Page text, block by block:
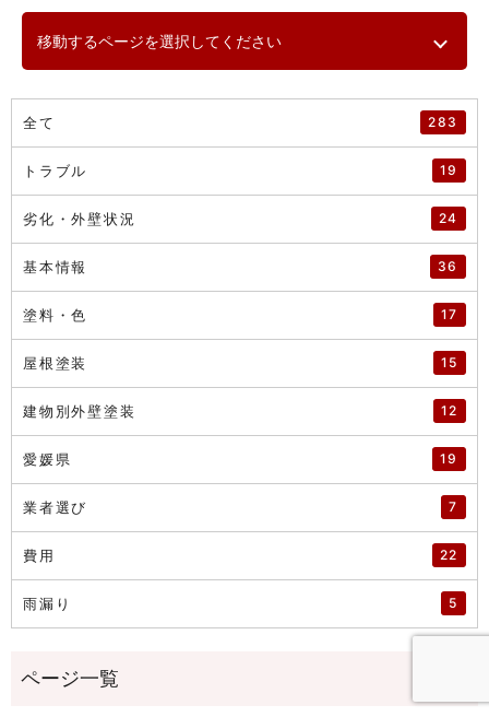
移動するページを選択してください
全て 283
トラブル 19
劣化・外壁状況 24
基本情報 36
塗料・色 17
屋根塗装 15
建物別外壁塗装 12
愛媛県 19
業者選び 7
費用 22
雨漏り 5